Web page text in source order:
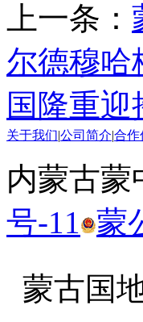
上一条：
尔德穆哈
国隆重
关于我们 公司简介 合作
内蒙古
号-11 蒙
蒙古国